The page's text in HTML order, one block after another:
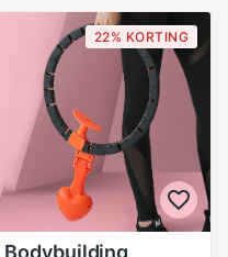
22% KORTING
Bodybuilding